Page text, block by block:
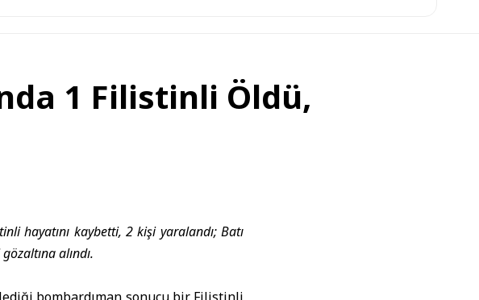
1 Filistinli Öldü,
hayatını kaybetti, 2 kişi yaralandı; Batı
alındı.